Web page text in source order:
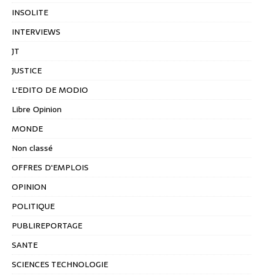
INSOLITE
INTERVIEWS
JT
JUSTICE
L'EDITO DE MODIO
Libre Opinion
MONDE
Non classé
OFFRES D'EMPLOIS
OPINION
POLITIQUE
PUBLIREPORTAGE
SANTE
SCIENCES TECHNOLOGIE